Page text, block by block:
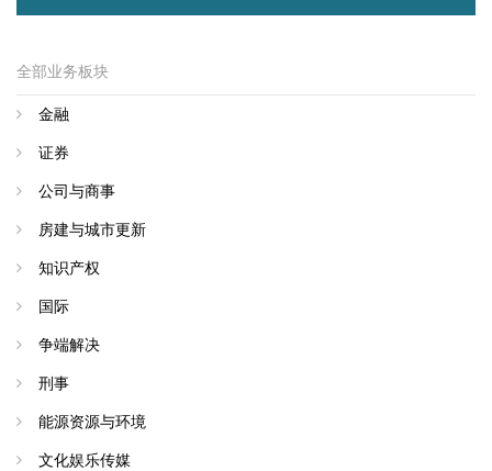
全部业务板块
金融
证券
公司与商事
房建与城市更新
知识产权
国际
争端解决
刑事
能源资源与环境
文化娱乐传媒